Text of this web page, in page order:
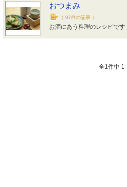
おつまみ
（ 97件の記事 ）
お酒にあう料理のレシピです
全1件中 1